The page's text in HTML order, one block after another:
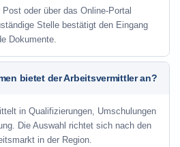
oder über das Online-Portal
Stelle bestätigt den Eingang
Dokumente.
bietet der Arbeitsvermittler an?
in Qualifizierungen, Umschulungen
Die Auswahl richtet sich nach den
in der Region.